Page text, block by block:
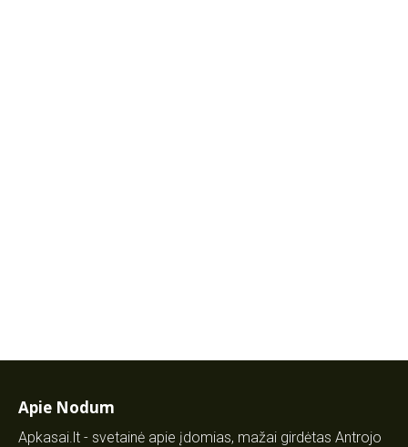
Apie Nodum
Apkasai.lt - svetainė apie įdomias, mažai girdėtas Antrojo